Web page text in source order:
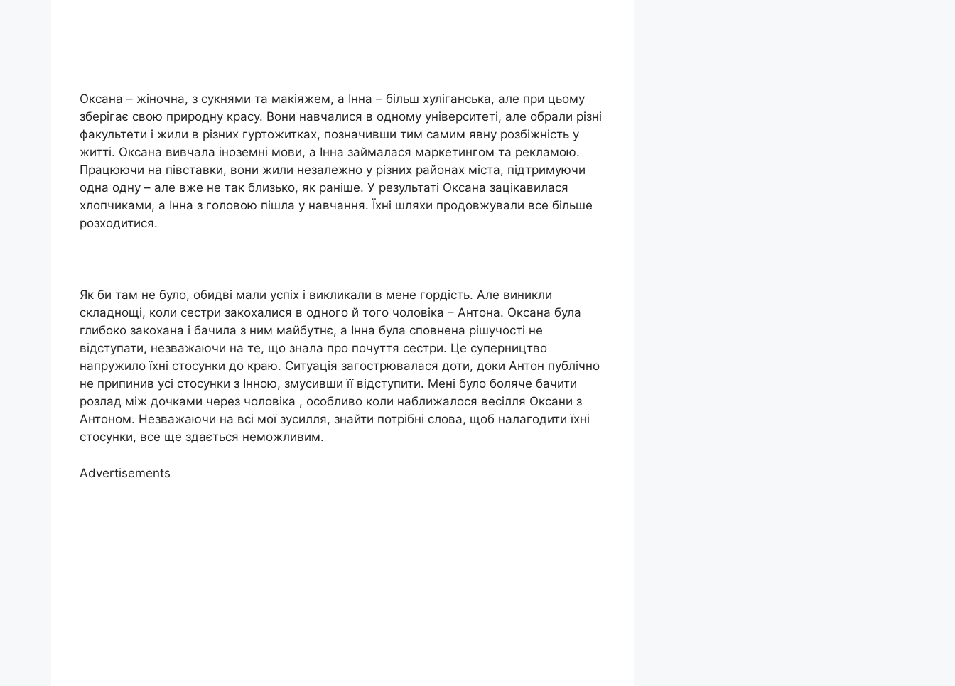
Оксана – жіночна, з сукнями та макіяжем, а Інна – більш хуліганська, але при цьому
зберігає свою природну красу. Вони навчалися в одному університеті, але обрали різні
факультети і жили в різних гуртожитках, позначивши тим самим явну розбіжність у
житті. Оксана вивчала іноземні мови, а Інна займалася маркетингом та рекламою.
Працюючи на півставки, вони жили незалежно у різних районах міста, підтримуючи
одна одну – але вже не так близько, як раніше. У результаті Оксана зацікавилася
хлопчиками, а Інна з головою пішла у навчання. Їхні шляхи продовжували все більше
розходитися.
Як би там не було, обидві мали успіх і викликали в мене гордість. Але виникли
складнощі, коли сестри закохалися в одного й того чоловіка – Антона. Оксана була
глибоко закохана і бачила з ним майбутнє, а Інна була сповнена рішучості не
відступати, незважаючи на те, що знала про почуття сестри. Це суперництво
напружило їхні стосунки до краю. Ситуація загострювалася доти, доки Антон публічно
не припинив усі стосунки з Інною, змусивши її відступити. Мені було боляче бачити
розлад між дочками через чоловіка , особливо коли наближалося весілля Оксани з
Антоном. Незважаючи на всі мої зусилля, знайти потрібні слова, щоб налагодити їхні
стосунки, все ще здається неможливим.
Advertisements